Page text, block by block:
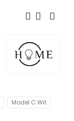
Model C Wit